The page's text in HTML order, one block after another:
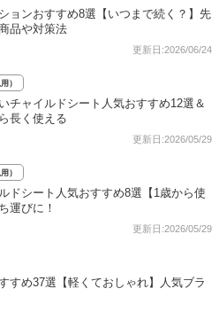
ョンおすすめ8選【いつまで続く？】先
品や対策法
更新日:2026/06/24
）
チャイルドシート人気おすすめ12選＆
長く使える
更新日:2026/05/29
）
ドシート人気おすすめ8選【1歳から使
運びに！
更新日:2026/05/29
すめ37選【軽くておしゃれ】人気ブラ